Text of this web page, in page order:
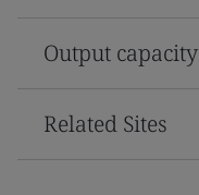
Output capacity
Related Sites